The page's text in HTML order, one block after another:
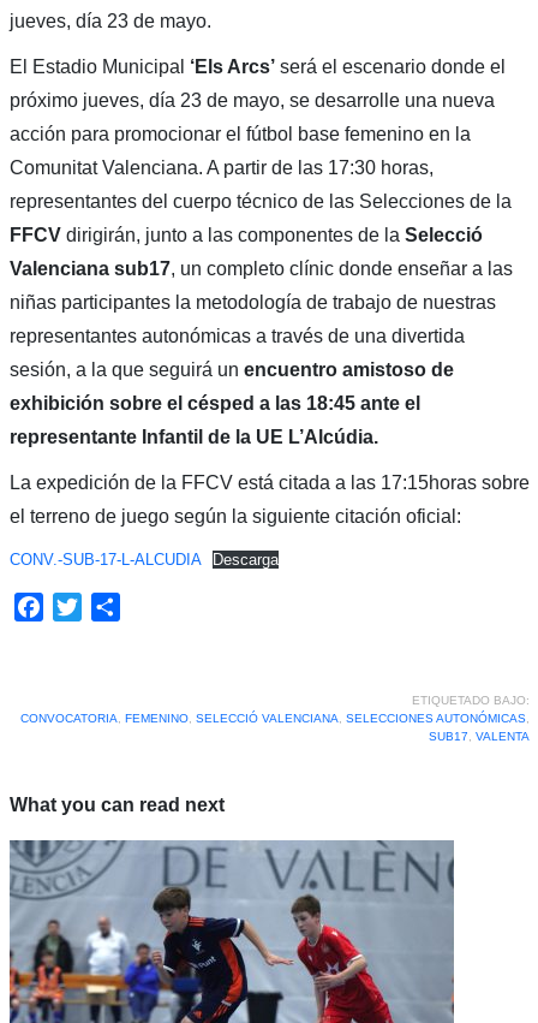
jueves, día 23 de mayo.
El Estadio Municipal ‘Els Arcs’será el escenario donde el
próximo jueves, día 23 de mayo, se desarrolle una nueva
acción para promocionar el fútbol base femenino en la
Comunitat Valenciana. A partir de las 17:30 horas,
representantes del cuerpo técnico de las Selecciones de la
FFCVdirigirán, junto a las componentes de la Selecció
Valenciana sub17, un completo clínic donde enseñar a las
niñas participantes la metodología de trabajo de nuestras
representantes autonómicas a través de una divertida
sesión, a la que seguirá un encuentro amistoso de
exhibición sobre el césped a las 18:45 ante el
representante Infantil de la UE L’Alcúdia.
La expedición de la FFCV está citada a las 17:15horas sobre
el terreno de juego según la siguiente citación oficial:
CONV.-SUB-17-L-ALCUDIA Descarga
Facebook
Twitter
ETIQUETADO BAJO:
CONVOCATORIA
FEMENINO, SELECCIÓ VALENCIANA SELECCIONES AUTONÓMICAS,
SUB17
VALENTA
What you can read next